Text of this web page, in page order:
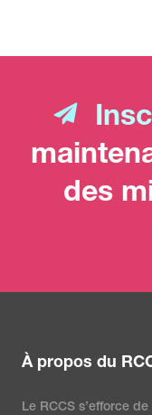
des
À propos du
Le RCCS s’efforce